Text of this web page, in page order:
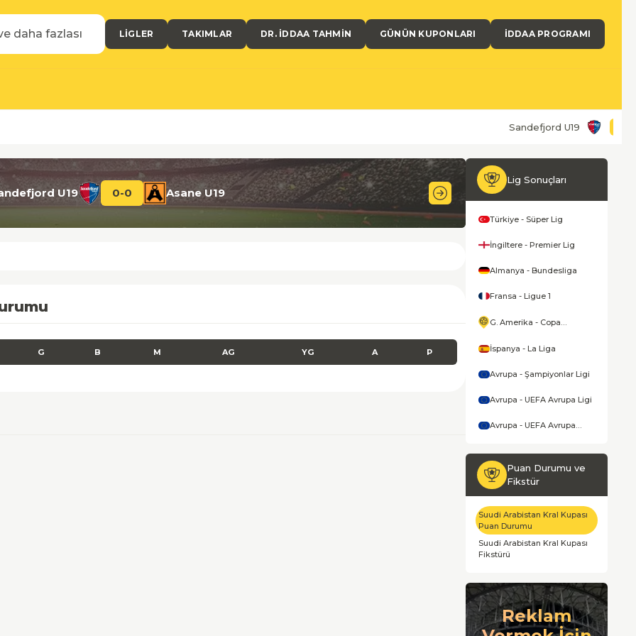
LIGLER TAKIMLAR DR. İDDAA TAHMIN GÜNÜN KUPONLARI İDDAA PROGRAMI
Sandefjord U19
U19 0-0 Asane U19
G B M AG YG A P
Lig Sonuçları
Türkiye - Süper Lig
İngiltere - Premier Lig
Almanya - Bundesliga
Fransa - Ligue 1
G. Amerika - Copa
İspanya - La Liga
Avrupa - Şampiyonlar Ligi
Avrupa - UEFA Avrupa Ligi
Avrupa - UEFA Avrupa
Puan Durumu ve
Fikstür
Suudi Arabistan Kral Kupası
Puan Durumu
Suudi Arabistan Kral Kupası
Fikstürü
Reklam